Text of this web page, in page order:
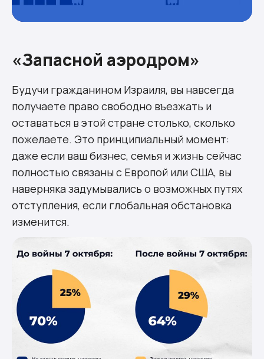
«Запасной аэродром»
Будучи гражданином Израиля, вы навсегда
получаете право свободно въезжать и
оставаться в этой стране столько, сколько
пожелаете. Это принципиальный момент:
даже если ваш бизнес, семья и жизнь сейчас
полностью связаны с Европой или США, вы
наверняка задумывались о возможных путях
отступления, если глобальная обстановка
изменится.